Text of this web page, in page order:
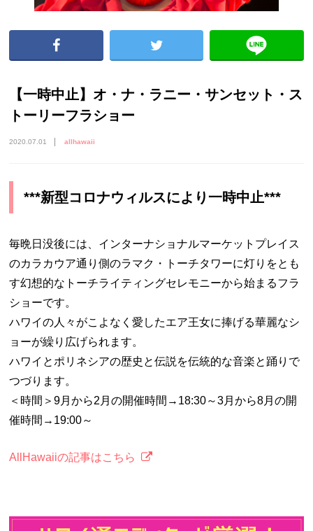
【一時中止】オ・ナ・ラニー・サンセット・ス
トーリーフラショー
2020.07.01 allhawaii
***新型コロナウィルスにより一時中止***
毎晩日没後には、インターナショナルマーケットプレイス
のカラカウア通り側のラマク・トーチタワーに灯りをとも
す幻想的なトーチライティングセレモニーから始まるフラ
ショーです。
ハワイの人々がこよなく愛したエア王女に捧げる華麗なシ
ョーが繰り広げられます。
ハワイとポリネシアの歴史と伝説を伝統的な音楽と踊りで
つづります。
＜時間＞9月から2月の開催時間→18:30～3月から8月の開
催時間→19:00～
AllHawaiiの記事はこちら